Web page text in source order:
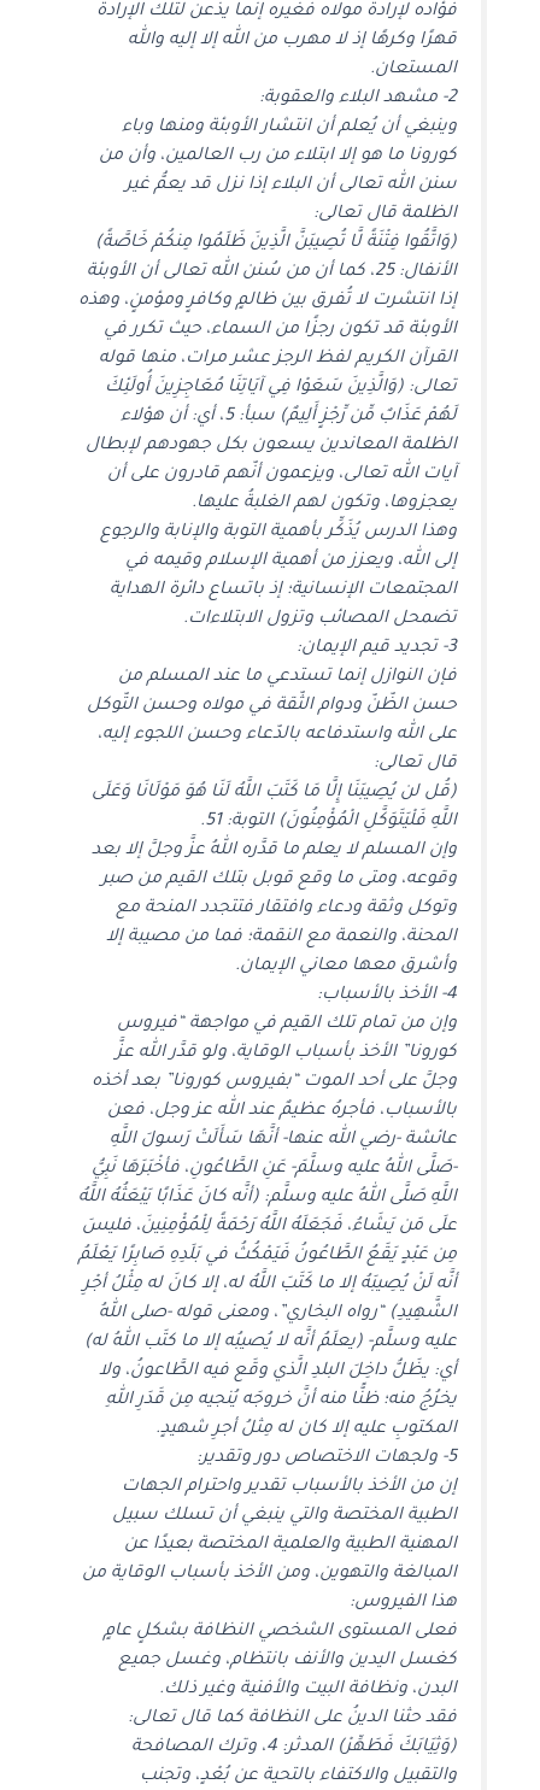
فؤاده لإرادة مولاه فغيره إنما يذعن لتلك الإرادة
قهرًا وكرهًا إذ لا مهرب من الله إلا إليه والله
المستعان.
2- مشهد البلاء والعقوبة:
وينبغي أن يُعلم أن انتشار الأوبئة ومنها وباء
كورونا ما هو إلا ابتلاء من رب العالمين، وأن من
سنن الله تعالى أن البلاء إذا نزل قد يعمُّ غير
الظلمة قال تعالى:
(وَاتَّقُوا فِتْنَةً لَّا تُصِيبَنَّ الَّذِينَ ظَلَمُوا مِنكُمْ خَاصَّةً)
الأنفال: 25، كما أن من سُنن الله تعالى أن الأوبئة
إذا انتشرت لا تُفرق بين ظالمٍ وكافرٍ ومؤمنٍ، وهذه
الأوبئة قد تكون رجزًا من السماء، حيث تكرر في
القرآن الكريم لفظ الرجز عشر مرات، منها قوله
تعالى: (وَالَّذِينَ سَعَوْا فِي آيَاتِنَا مُعَاجِزِينَ أُولَئِكَ
لَهُمْ عَذَابٌ مِّن رِّجْزٍ أَلِيمٌ) سبأ: 5، أي: أن هؤلاء
الظلمة المعاندين يسعون بكل جهودهم لإبطال
آيات الله تعالى، ويزعمون أنّهم قادرون على أن
يعجزوها، وتكون لهم الغلبةُ عليها.
وهذا الدرس يُذَكِّر بأهمية التوبة والإنابة والرجوع
إلى الله، ويعزز من أهمية الإسلام وقيمه في
المجتمعات الإنسانية؛ إذ باتساع دائرة الهداية
تضمحل المصائب وتزول الابتلاءات.
3- تجديد قيم الإيمان:
فإن النوازل إنما تستدعي ما عند المسلم من
حسن الظّنّ ودوام الثّقة في مولاه وحسن التّوكل
على الله واستدفاعه بالدّعاء وحسن اللجوء إليه،
قال تعالى:
(قُل لن يُصِيبَنَا إِلَّا مَا كَتَبَ اللَّهُ لَنَا هُوَ مَوْلَانَا وَعَلَى
اللَّهِ فَلْيَتَوَكَّلِ الْمُؤْمِنُونَ) التوبة: 51.
وإن المسلم لا يعلم ما قدَّره اللهُ عزَّ وجلَّ إلا بعد
وقوعه، ومتى ما وقع قوبل بتلك القيم من صبر
وتوكل وثقة ودعاء وافتقار فتتجدد المنحة مع
المحنة، والنعمة مع النقمة؛ فما من مصيبة إلا
وأشرق معها معاني الإيمان.
4- الأخذ بالأسباب:
وإن من تمام تلك القيم في مواجهة “فيروس
كورونا” الأخذ بأسباب الوقاية، ولو قدَّر الله عزَّ
وجلَّ على أحد الموت “بفيروس كورونا” بعد أخذه
بالأسباب، فأجرهُ عظيمٌ عند الله عز وجل، فعن
عائشة -رضي الله عنها- أنَّهَا سَأَلَتْ رَسولَ اللَّهِ
-صَلَّى اللهُ عليه وسلَّمَ- عَنِ الطَّاعُونِ، فأخْبَرَهَا نَبِيُّ
اللَّهِ صَلَّى اللهُ عليه وسلَّم: (أنَّه كانَ عَذَابًا يَبْعَثُهُ اللَّهُ
علَى مَن يَشَاءُ، فَجَعَلَهُ اللَّهُ رَحْمَةً لِلْمُؤْمِنِينَ، فليسَ
مِن عَبْدٍ يَقَعُ الطَّاعُونُ فَيَمْكُثُ في بَلَدِهِ صَابِرًا يَعْلَمُ
أنَّه لَنْ يُصِيبَهُ إلا ما كَتَبَ اللَّهُ له، إلا كانَ له مِثْلُ أجْرِ
الشَّهِيدِ) “رواه البخاري”، ومعنى قوله -صلى اللهُ
عليه وسلَّم- (يعلَمُ أنَّه لا يُصيبُه إلا ما كتَب اللهُ له)
أي: يظَلُّ داخِلَ البلدِ الَّذي وقَع فيه الطَّاعونُ، ولا
يخرُجُ منه؛ ظنًّا منه أنَّ خروجَه يُنجيه مِن قَدَرِ اللهِ
المكتوبِ عليه إلا كان له مِثلُ أجرِ شهيدٍ.
5- ولجهات الاختصاص دور وتقدير:
إن من الأخذ بالأسباب تقدير واحترام الجهات
الطبية المختصة والتي ينبغي أن تسلك سبيل
المهنية الطبية والعلمية المختصة بعيدًا عن
المبالغة والتهوين، ومن الأخذ بأسباب الوقاية من
هذا الفيروس:
فعلى المستوى الشخصي النظافة بشكلٍ عامٍ
كغسل اليدين والأنف بانتظام، وغسل جميع
البدن، ونظافة البيت والأفنية وغير ذلك.
فقد حثنا الدينُ على النظافة كما قال تعالى:
(وَثِيَابَكَ فَطَهِّرْ) المدثر: 4، وترك المصافحة
والتقبيل والاكتفاء بالتحية عن بُعْدٍ، وتجنب